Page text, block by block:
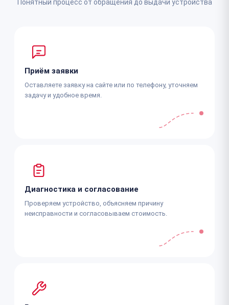
Понятный процесс от обращения до выдачи устройства
Приём заявки
Оставляете заявку на сайте или по телефону, уточняем
задачу и удобное время.
Диагностика и согласование
Проверяем устройство, объясняем причину
неисправности и согласовываем стоимость.